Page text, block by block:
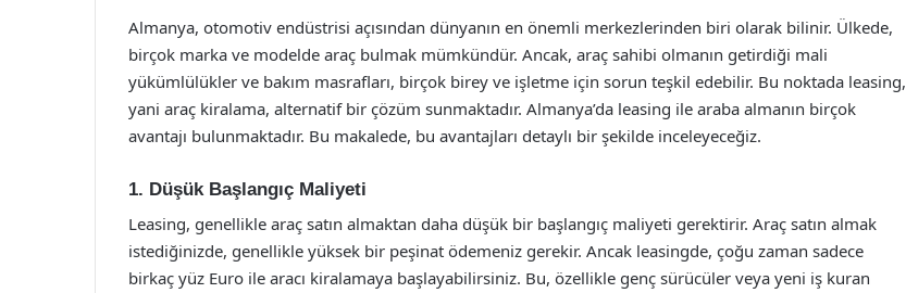
Almanya, otomotiv endüstrisi açısından dünyanın en önemli merkezlerinden biri olarak bilinir. Ülkede,
birçok marka ve modelde araç bulmak mümkündür. Ancak, araç sahibi olmanın getirdiği mali
yükümlülükler ve bakım masrafları, birçok birey ve işletme için sorun teşkil edebilir. Bu noktada leasing,
yani araç kiralama, alternatif bir çözüm sunmaktadır. Almanya’da leasing ile araba almanın birçok
avantajı bulunmaktadır. Bu makalede, bu avantajları detaylı bir şekilde inceleyeceğiz.
1. Düşük Başlangıç Maliyeti
Leasing, genellikle araç satın almaktan daha düşük bir başlangıç maliyeti gerektirir. Araç satın almak
istediğinizde, genellikle yüksek bir peşinat ödemeniz gerekir. Ancak leasingde, çoğu zaman sadece
birkaç yüz Euro ile aracı kiralamaya başlayabilirsiniz. Bu, özellikle genç sürücüler veya yeni iş kuran